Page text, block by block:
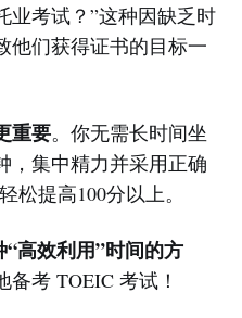
业考试？”这种因缺乏时
他们获得证书的目标一
重要。你无需长时间坐
，集中精力并采用正确
松提高100分以上。
“高效利用”时间的方
考 TOEIC 考试！